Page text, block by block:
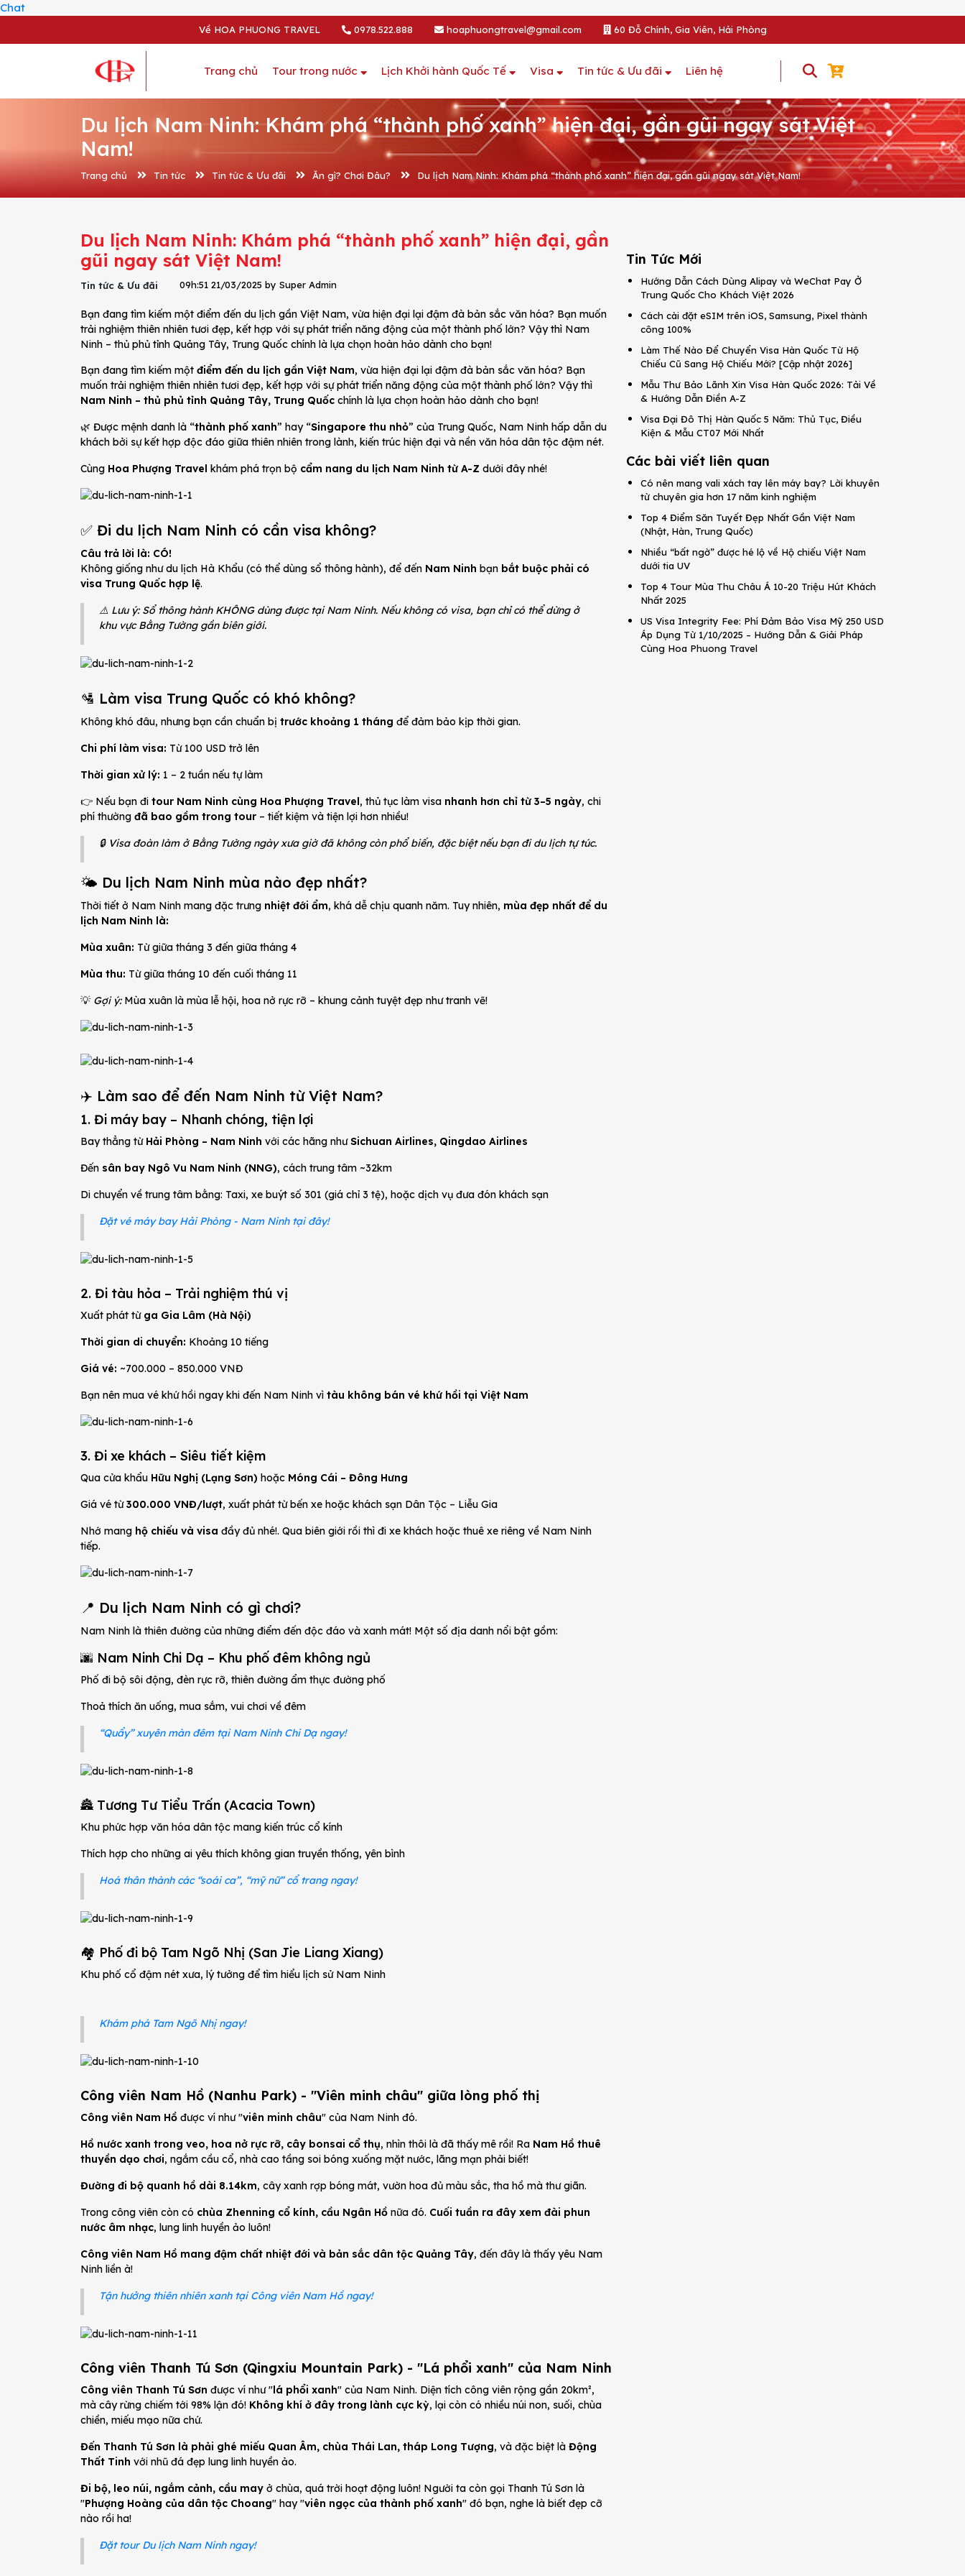
Chat
Về HOA PHUONG TRAVEL 0978.522.888 hoaphuongtravel@gmail.com 60 Đỗ Chính, Gia Viên, Hải Phòng
Trang chủ Tour trong nước Lịch Khởi hành Quốc Tế Visa Tin tức & Ưu đãi Liên hệ
Du lịch Nam Ninh: Khám phá “thành phố xanh” hiện đại, gần gũi ngay sát Việt
Nam!
Trang chủ Tin tức Tin tức & Ưu đãi Ăn gì? Chơi Đâu? Du lịch Nam Ninh: Khám phá “thành phố xanh” hiện đại, gần gũi ngay sát Việt Nam!
Du lịch Nam Ninh: Khám phá “thành phố xanh” hiện đại, gần
gũi ngay sát Việt Nam!
Tin tức & Ưu đãi 09h:51 21/03/2025 by Super Admin
Bạn đang tìm kiếm một điểm đến du lịch gần Việt Nam, vừa hiện đại lại đậm đà bản sắc văn hóa? Bạn muốn
trải nghiệm thiên nhiên tươi đẹp, kết hợp với sự phát triển năng động của một thành phố lớn? Vậy thì Nam
Ninh – thủ phủ tỉnh Quảng Tây, Trung Quốc chính là lựa chọn hoàn hảo dành cho bạn!
Bạn đang tìm kiếm một điểm đến du lịch gần Việt Nam, vừa hiện đại lại đậm đà bản sắc văn hóa? Bạn
muốn trải nghiệm thiên nhiên tươi đẹp, kết hợp với sự phát triển năng động của một thành phố lớn? Vậy thì
Nam Ninh – thủ phủ tỉnh Quảng Tây, Trung Quốc chính là lựa chọn hoàn hảo dành cho bạn!
🌿 Được mệnh danh là “thành phố xanh” hay “Singapore thu nhỏ” của Trung Quốc, Nam Ninh hấp dẫn du
khách bởi sự kết hợp độc đáo giữa thiên nhiên trong lành, kiến trúc hiện đại và nền văn hóa dân tộc đậm nét.
Cùng Hoa Phượng Travel khám phá trọn bộ cẩm nang du lịch Nam Ninh từ A-Z dưới đây nhé!
✅ Đi du lịch Nam Ninh có cần visa không?
Câu trả lời là: CÓ!
Không giống như du lịch Hà Khẩu (có thể dùng sổ thông hành), để đến Nam Ninh bạn bắt buộc phải có
visa Trung Quốc hợp lệ.
⚠️ Lưu ý: Sổ thông hành KHÔNG dùng được tại Nam Ninh. Nếu không có visa, bạn chỉ có thể dừng ở
khu vực Bằng Tường gần biên giới.
🛂 Làm visa Trung Quốc có khó không?
Không khó đâu, nhưng bạn cần chuẩn bị trước khoảng 1 tháng để đảm bảo kịp thời gian.
Chi phí làm visa: Từ 100 USD trở lên
Thời gian xử lý: 1 – 2 tuần nếu tự làm
👉 Nếu bạn đi tour Nam Ninh cùng Hoa Phượng Travel, thủ tục làm visa nhanh hơn chỉ từ 3–5 ngày, chi
phí thường đã bao gồm trong tour – tiết kiệm và tiện lợi hơn nhiều!
🔒 Visa đoàn làm ở Bằng Tường ngày xưa giờ đã không còn phổ biến, đặc biệt nếu bạn đi du lịch tự túc.
🌤 Du lịch Nam Ninh mùa nào đẹp nhất?
Thời tiết ở Nam Ninh mang đặc trưng nhiệt đới ẩm, khá dễ chịu quanh năm. Tuy nhiên, mùa đẹp nhất để du
lịch Nam Ninh là:
Mùa xuân: Từ giữa tháng 3 đến giữa tháng 4
Mùa thu: Từ giữa tháng 10 đến cuối tháng 11
💡 Gợi ý:Mùa xuân là mùa lễ hội, hoa nở rực rỡ – khung cảnh tuyệt đẹp như tranh vẽ!
✈️ Làm sao để đến Nam Ninh từ Việt Nam?
1. Đi máy bay – Nhanh chóng, tiện lợi
Bay thẳng từ Hải Phòng – Nam Ninh với các hãng nhưSichuan Airlines, Qingdao Airlines
Đến sân bay Ngô Vu Nam Ninh (NNG), cách trung tâm ~32km
Di chuyển về trung tâm bằng: Taxi, xe buýt số 301 (giá chỉ 3 tệ), hoặc dịch vụ đưa đón khách sạn
Đặt vé máy bay Hải Phòng - Nam Ninh tại đây!
2. Đi tàu hỏa – Trải nghiệm thú vị
Xuất phát từ ga Gia Lâm (Hà Nội)
Thời gian di chuyển: Khoảng 10 tiếng
Giá vé: ~700.000 – 850.000 VNĐ
Bạn nên mua vé khứ hồi ngay khi đến Nam Ninh vì tàu không bán vé khứ hồi tại Việt Nam
3. Đi xe khách – Siêu tiết kiệm
Qua cửa khẩu Hữu Nghị (Lạng Sơn) hoặc Móng Cái – Đông Hưng
Giá vé từ300.000 VNĐ/lượt, xuất phát từ bến xe hoặc khách sạn Dân Tộc – Liễu Gia
Nhớ mang hộ chiếu và visa đầy đủ nhé!. Qua biên giới rồi thì đi xe khách hoặc thuê xe riêng về Nam Ninh
tiếp.
📍 Du lịch Nam Ninh có gì chơi?
Nam Ninh là thiên đường của những điểm đến độc đáo và xanh mát! Một số địa danh nổi bật gồm:
🌆 Nam Ninh Chi Dạ – Khu phố đêm không ngủ
Phố đi bộ sôi động, đèn rực rỡ, thiên đường ẩm thực đường phố
Thoả thích ăn uống, mua sắm, vui chơi về đêm
“Quẩy” xuyên màn đêm tại Nam Ninh Chi Dạ ngay!
🏯 Tương Tư Tiểu Trấn (Acacia Town)
Khu phức hợp văn hóa dân tộc mang kiến trúc cổ kính
Thích hợp cho những ai yêu thích không gian truyền thống, yên bình
Hoá thân thành các “soái ca”, “mỹ nữ” cổ trang ngay!
🏘️ Phố đi bộ Tam Ngõ Nhị (San Jie Liang Xiang)
Khu phố cổ đậm nét xưa, lý tưởng để tìm hiểu lịch sử Nam Ninh
Khám phá Tam Ngõ Nhị ngay!
Công viên Nam Hồ (Nanhu Park) - "Viên minh châu" giữa lòng phố thị
Công viên Nam Hồ được ví như "viên minh châu" của Nam Ninh đó.
Hồ nước xanh trong veo, hoa nở rực rỡ, cây bonsai cổ thụ, nhìn thôi là đã thấy mê rồi! Ra Nam Hồ thuê
thuyền dạo chơi, ngắm cầu cổ, nhà cao tầng soi bóng xuống mặt nước, lãng mạn phải biết!
Đường đi bộ quanh hồ dài 8.14km, cây xanh rợp bóng mát, vườn hoa đủ màu sắc, tha hồ mà thư giãn.
Trong công viên còn có chùa Zhenning cổ kính, cầu Ngân Hồ nữa đó. Cuối tuần ra đây xem đài phun
nước âm nhạc, lung linh huyền ảo luôn!
Công viên Nam Hồ mang đậm chất nhiệt đới và bản sắc dân tộc Quảng Tây, đến đây là thấy yêu Nam
Ninh liền à!
Tận hưởng thiên nhiên xanh tại Công viên Nam Hồ ngay!
Công viên Thanh Tú Sơn (Qingxiu Mountain Park) - "Lá phổi xanh" của Nam Ninh
Công viên Thanh Tú Sơn được ví như "lá phổi xanh" của Nam Ninh. Diện tích công viên rộng gần 20km²,
mà cây rừng chiếm tới 98% lận đó! Không khí ở đây trong lành cực kỳ, lại còn có nhiều núi non, suối, chùa
chiền, miếu mạo nữa chứ.
Đến Thanh Tú Sơn là phải ghé miếu Quan Âm, chùa Thái Lan, tháp Long Tượng, và đặc biệt là Động
Thất Tinh với nhũ đá đẹp lung linh huyền ảo.
Đi bộ, leo núi, ngắm cảnh, cầu may ở chùa, quá trời hoạt động luôn! Người ta còn gọi Thanh Tú Sơn là
"Phượng Hoàng của dân tộc Choang" hay "viên ngọc của thành phố xanh" đó bạn, nghe là biết đẹp cỡ
nào rồi ha!
Đặt tour Du lịch Nam Ninh ngay!
Tin Tức Mới
Hướng Dẫn Cách Dùng Alipay và WeChat Pay Ở
Trung Quốc Cho Khách Việt 2026
Cách cài đặt eSIM trên iOS, Samsung, Pixel thành
công 100%
Làm Thế Nào Để Chuyển Visa Hàn Quốc Từ Hộ
Chiếu Cũ Sang Hộ Chiếu Mới? [Cập nhật 2026]
Mẫu Thư Bảo Lãnh Xin Visa Hàn Quốc 2026: Tải Về
& Hướng Dẫn Điền A-Z
Visa Đại Đô Thị Hàn Quốc 5 Năm: Thủ Tục, Điều
Kiện & Mẫu CT07 Mới Nhất
Các bài viết liên quan
Có nên mang vali xách tay lên máy bay? Lời khuyên
từ chuyên gia hơn 17 năm kinh nghiệm
Top 4 Điểm Săn Tuyết Đẹp Nhất Gần Việt Nam
(Nhật, Hàn, Trung Quốc)
Nhiều “bất ngờ” được hé lộ về Hộ chiếu Việt Nam
dưới tia UV
Top 4 Tour Mùa Thu Châu Á 10-20 Triệu Hút Khách
Nhất 2025
US Visa Integrity Fee: Phí Đảm Bảo Visa Mỹ 250 USD
Áp Dụng Từ 1/10/2025 – Hướng Dẫn & Giải Pháp
Cùng Hoa Phuong Travel